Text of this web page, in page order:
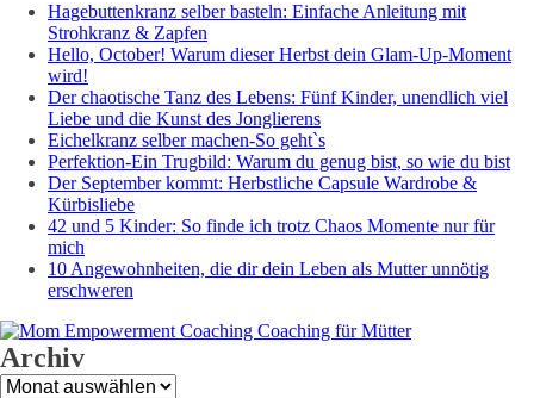
CoachHagebuttenkranz selber basteln: Einfache Anleitung mit
Strohkranz & Zapfen
Hello, October! Warum dieser Herbst dein Glam-Up-Moment
wird!
Der chaotische Tanz des Lebens: Fünf Kinder, unendlich viel
Liebe und die Kunst des Jonglierens
Eichelkranz selber machen-So geht`s
Perfektion-Ein Trugbild: Warum du genug bist, so wie du bist
Der September kommt: Herbstliche Capsule Wardrobe &
Kürbisliebe
42 und 5 Kinder: So finde ich trotz Chaos Momente nur für
mich
10 Angewohnheiten, die dir dein Leben als Mutter unnötig
erschweren
Archiv
Archiv